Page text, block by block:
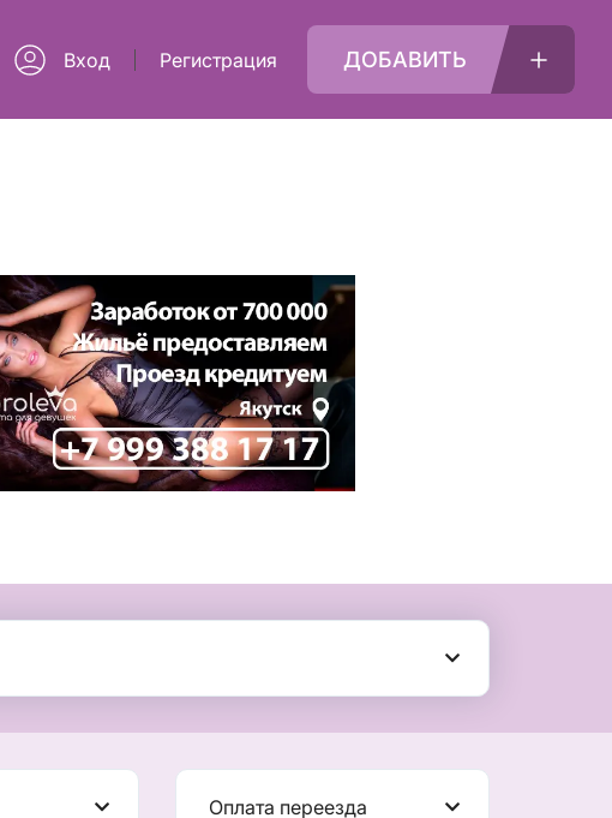
Вход Регистрация ДОБАВИТЬ
Оплата переезда